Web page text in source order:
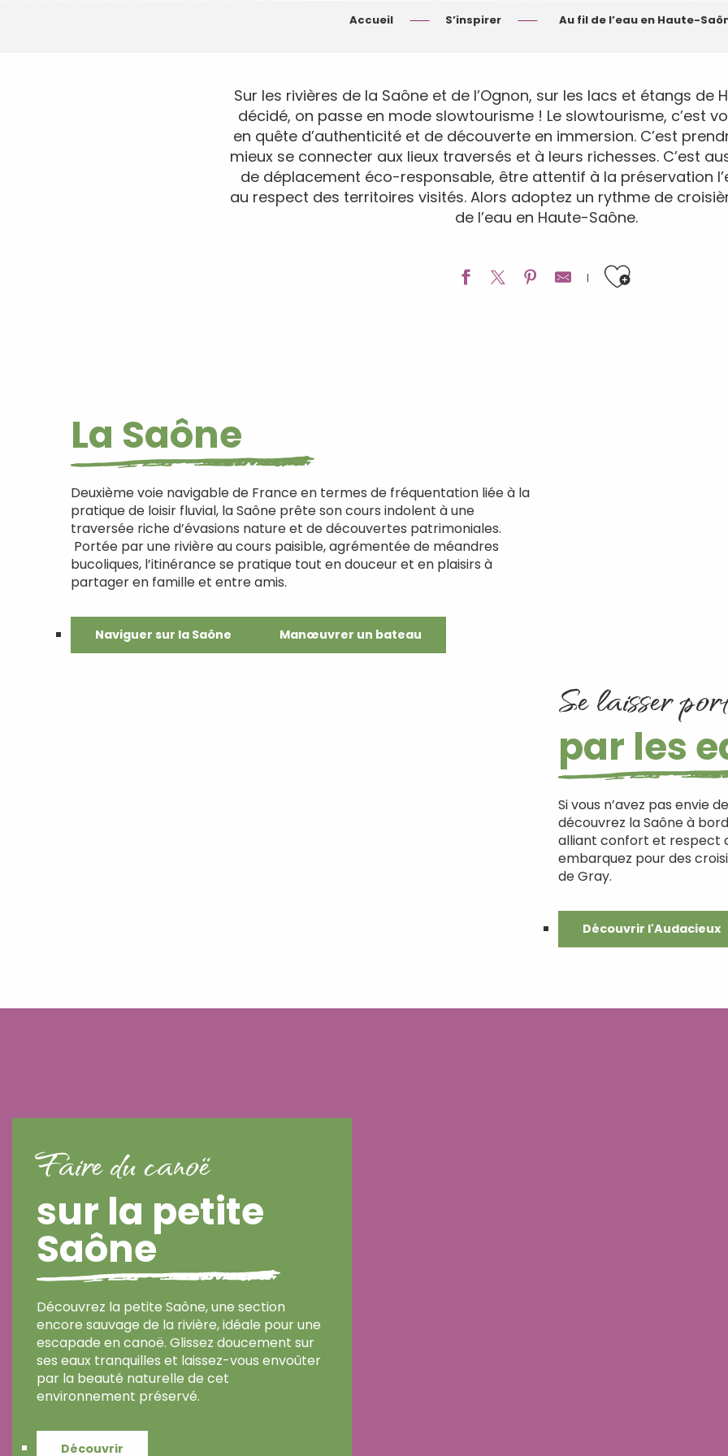
Accueil S’inspirer Au fil de l’eau en Haute-
Sur les rivières de la Saône et de l’Ognon, sur les lacs et étangs de
décidé, on passe en mode slowtourisme ! Le slowtourisme, c’est
en quête d’authenticité et de découverte en immersion. C’est
mieux se connecter aux lieux traversés et à leurs richesses. C’est
de déplacement éco-responsable, être attentif à la préservation
au respect des territoires visités. Alors adoptez un rythme de
de l’eau en Haute-Saône.
Ajouter
La Saône
Deuxième voie navigable de France en termes de fréquentation liée à la
pratique de loisir fluvial, la Saône prête son cours indolent à une
traversée riche d’évasions nature et de découvertes patrimoniales.
Portée par une rivière au cours paisible, agrémentée de méandres
bucoliques, l’itinérance se pratique tout en douceur et en plaisirs à
partager en famille et entre amis.
Naviguer sur la Saône Manœuvrer un bateau
Se laisser
par les
Si vous n’avez pas envie
découvrez la Saône à
alliant confort et respect
embarquez pour des
de Gray.
Découvrir l'Audacieux
Faire du canoë
sur la petite
Saône
Découvrez la petite Saône, une section
encore sauvage de la rivière, idéale pour une
escapade en canoë. Glissez doucement sur
ses eaux tranquilles et laissez-vous envoûter
par la beauté naturelle de cet
environnement préservé.
Découvrir